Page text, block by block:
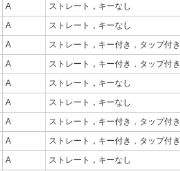
A ストレート，キーなし
A ストレート，キーなし
A ストレート，キー付き，タップ付き
A ストレート，キー付き，タップ付き
A ストレート，キーなし
A ストレート，キーなし
A ストレート，キー付き，タップ付き
A ストレート，キー付き，タップ付き
A ストレート，キーなし